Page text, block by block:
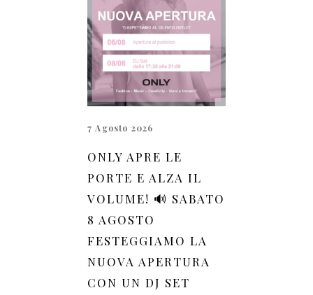
7 Agosto 2026
ONLY APRE LE
PORTE E ALZA IL
VOLUME! 🔊 SABATO
8 AGOSTO
FESTEGGIAMO LA
NUOVA APERTURA
CON UN DJ SET